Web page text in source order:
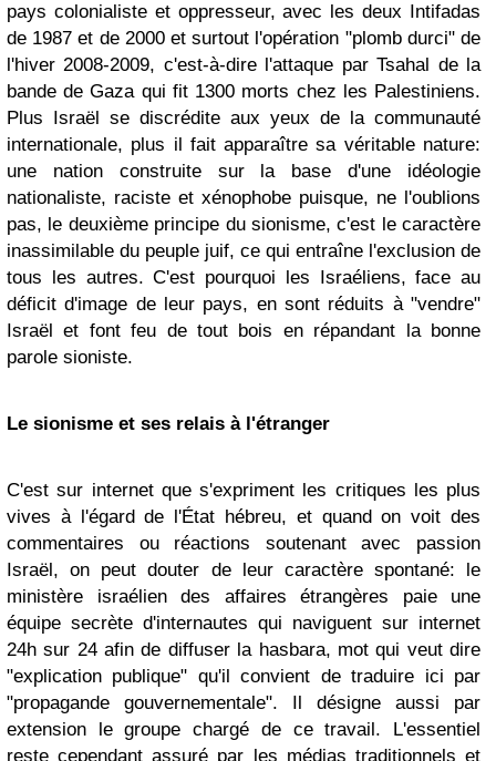
pays colonialiste et oppresseur, avec les deux Intifadas
de 1987 et de 2000 et surtout l'opération "plomb durci" de
l'hiver 2008-2009, c'est-à-dire l'attaque par Tsahal de la
bande de Gaza qui fit 1300 morts chez les Palestiniens.
Plus Israël se discrédite aux yeux de la communauté
internationale, plus il fait apparaître sa véritable nature:
une nation construite sur la base d'une idéologie
nationaliste, raciste et xénophobe puisque, ne l'oublions
pas, le deuxième principe du sionisme, c'est le caractère
inassimilable du peuple juif, ce qui entraîne l'exclusion de
tous les autres. C'est pourquoi les Israéliens, face au
déficit d'image de leur pays, en sont réduits à "vendre"
Israël et font feu de tout bois en répandant la bonne
parole sioniste.
Le sionisme et ses relais à l'étranger
C'est sur internet que s'expriment les critiques les plus
vives à l'égard de l'État hébreu, et quand on voit des
commentaires ou réactions soutenant avec passion
Israël, on peut douter de leur caractère spontané: le
ministère israélien des affaires étrangères paie une
équipe secrète d'internautes qui naviguent sur internet
24h sur 24 afin de diffuser la hasbara, mot qui veut dire
"explication publique" qu'il convient de traduire ici par
"propagande gouvernementale". Il désigne aussi par
extension le groupe chargé de ce travail. L'essentiel
reste cependant assuré par les médias traditionnels et